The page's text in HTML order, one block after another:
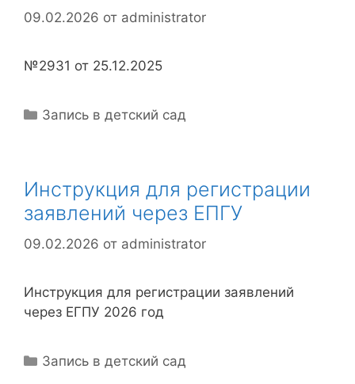
09.02.2026 от administrator
№2931 от 25.12.2025
Рубрики
Запись в детский сад
Инструкция для регистрации
заявлений через ЕПГУ
09.02.2026 от administrator
Инструкция для регистрации заявлений
через ЕГПУ 2026 год
Рубрики
Запись в детский сад